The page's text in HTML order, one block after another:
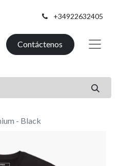
+34922632405
Contáctenos
- Black